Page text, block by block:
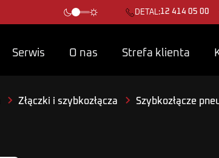
DETAL:12 414 05 00
Serwis O nas Strefa klienta
Złączki i szybkozłącza Szybkozłącze